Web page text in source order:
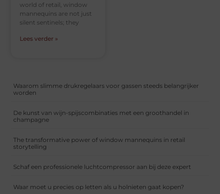
world of retail, window
mannequins are not just
silent sentinels; they
Lees verder »
Waarom slimme drukregelaars voor gassen steeds belangrijker
worden
De kunst van wijn-spijscombinaties met een groothandel in
champagne
The transformative power of window mannequins in retail
storytelling
Schaf een professionele luchtcompressor aan bij deze expert
Waar moet u precies op letten als u holnieten gaat kopen?